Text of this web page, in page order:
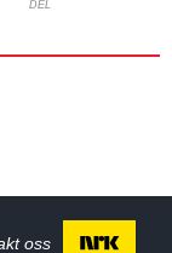
DEL
oss